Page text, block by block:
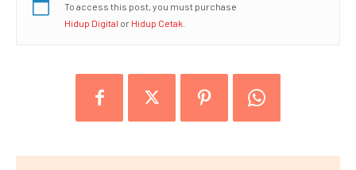
To access this post, you must purchase
Hidup Digital or Hidup Cetak